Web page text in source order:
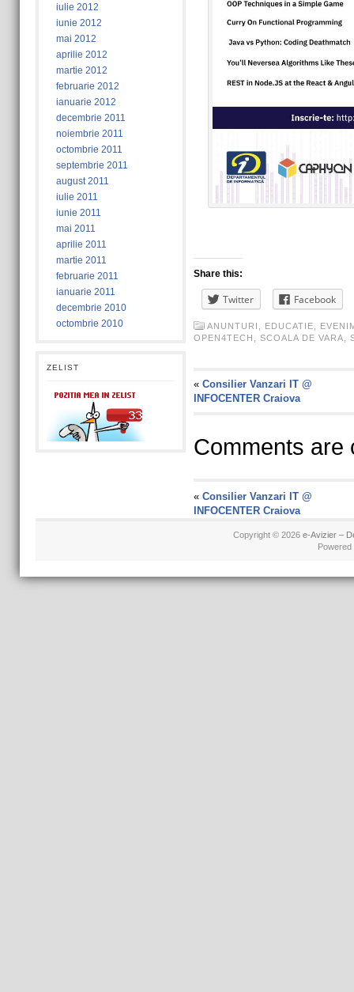
iulie 2012
iunie 2012
mai 2012
aprilie 2012
martie 2012
februarie 2012
ianuarie 2012
decembrie 2011
noiembrie 2011
octombrie 2011
septembrie 2011
august 2011
iulie 2011
iunie 2011
mai 2011
aprilie 2011
martie 2011
februarie 2011
ianuarie 2011
decembrie 2010
octombrie 2010
ZELIST
Share this:
Twitter Facebook
ANUNTURI EDUCATIE
OPEN4TECH
SCOALA DE VARA
« Consilier Vanzari IT @
INFOCENTER Craiova
Comments are
« Consilier Vanzari IT @
INFOCENTER Craiova
Copyright © 2026 e-Avizier –